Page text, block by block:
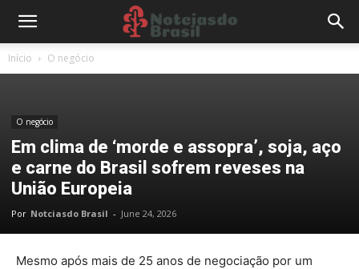
Início O negócio
O negócio
Em clima de ‘morde e assopra’, soja, aço
e carne do Brasil sofrem reveses na
União Europeia
Por Notciasdo Brasil - June 24, 2026
Mesmo após mais de 25 anos de negociação por um